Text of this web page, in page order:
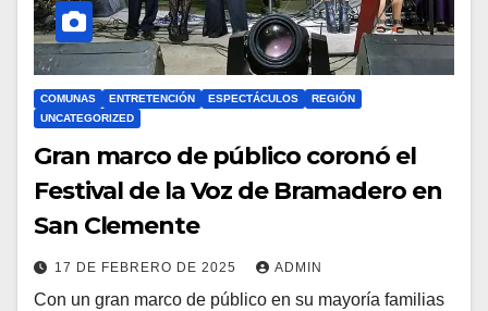
COMUNAS ENTRETENCIÓN ESPECTÁCULOS
REGIÓN
UNCATEGORIZED
Gran marco de público coronó el
Festival de la Voz de Bramadero en
San Clemente
17 DE FEBRERO DE 2025 ADMIN
Con un gran marco de público en su mayoría familias